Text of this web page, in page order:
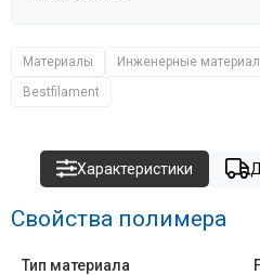
Материалы
Инженерные
Bestfilament
Характеристики
Свойства полимера
Тип материала